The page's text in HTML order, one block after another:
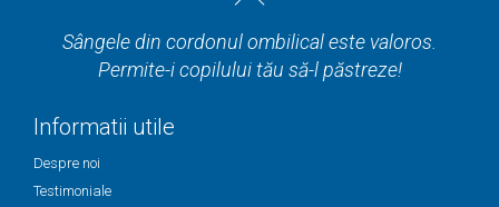
Sângele din cordonul ombilical este valoros.
Permite-i copilului tău să-l păstreze!
Informatii utile
Despre noi
Testimoniale